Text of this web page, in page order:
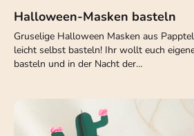
Halloween-Masken basteln
Gruselige Halloween Masken aus
leicht selbst basteln! Ihr wollt euch
basteln und in der Nacht der…